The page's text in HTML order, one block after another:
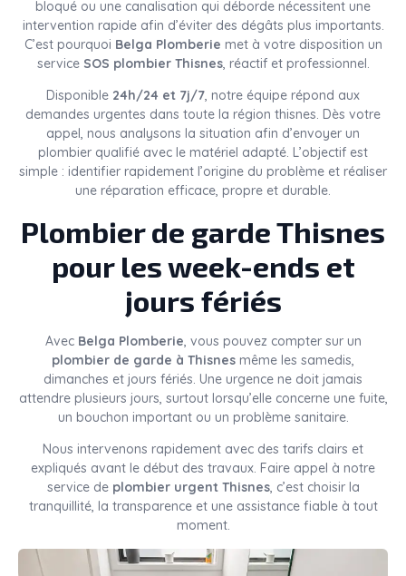
bloqué ou une canalisation qui déborde nécessitent une
intervention rapide afin d’éviter des dégâts plus importants.
C’est pourquoi Belga Plomberie met à votre disposition un
service SOS plombier Thisnes, réactif et professionnel.
Disponible 24h/24 et 7j/7, notre équipe répond aux
demandes urgentes dans toute la région thisnes. Dès votre
appel, nous analysons la situation afin d’envoyer un
plombier qualifié avec le matériel adapté. L’objectif est
simple : identifier rapidement l’origine du problème et réaliser
une réparation efficace, propre et durable.
Plombier de garde Thisnes
pour les week-ends et
jours fériés
Avec Belga Plomberie, vous pouvez compter sur un
plombier de garde à Thisnes même les samedis,
dimanches et jours fériés. Une urgence ne doit jamais
attendre plusieurs jours, surtout lorsqu’elle concerne une fuite,
un bouchon important ou un problème sanitaire.
Nous intervenons rapidement avec des tarifs clairs et
expliqués avant le début des travaux. Faire appel à notre
service de plombier urgent Thisnes, c’est choisir la
tranquillité, la transparence et une assistance fiable à tout
moment.